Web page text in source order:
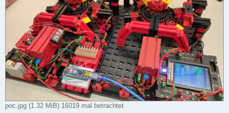
poc.jpg (1.32 MiB) 16019 mal betrachtet